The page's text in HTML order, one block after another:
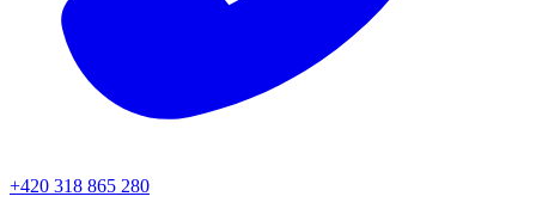
+420 318 865 280